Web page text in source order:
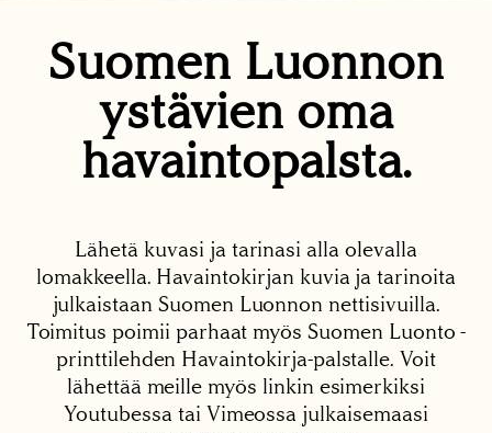
Suomen Luonnon
ystävien oma
havaintopalsta.
Lähetä kuvasi ja tarinasi alla olevalla
lomakkeella. Havaintokirjan kuvia ja tarinoita
julkaistaan Suomen Luonnon nettisivuilla.
Toimitus poimii parhaat myös Suomen Luonto -
printtilehden Havaintokirja-palstalle. Voit
lähettää meille myös linkin esimerkiksi
Youtubessa tai Vimeossa julkaisemaasi